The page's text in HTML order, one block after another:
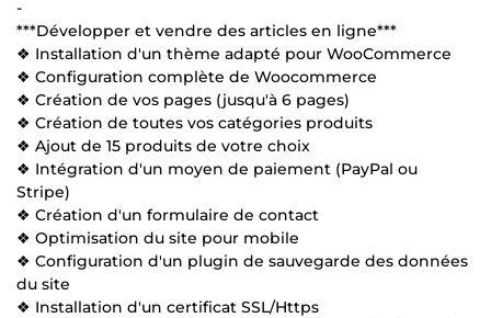
-
***Développer et vendre des articles en ligne***
❖ Installation d'un thème adapté pour WooCommerce
❖ Configuration complète de Woocommerce
❖ Création de vos pages (jusqu'à 6 pages)
❖ Création de toutes vos catégories produits
❖ Ajout de 15 produits de votre choix
❖ Intégration d'un moyen de paiement (PayPal ou
Stripe)
❖ Création d'un formulaire de contact
❖ Optimisation du site pour mobile
❖ Configuration d'un plugin de sauvegarde des données
du site
❖ Installation d'un certificat SSL/Https